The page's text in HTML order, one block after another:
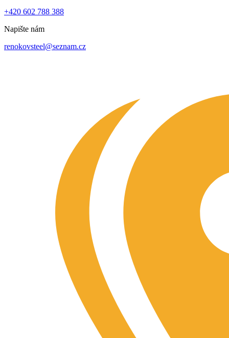
+420 602 788 388
Napište nám
renokovsteel@seznam.cz